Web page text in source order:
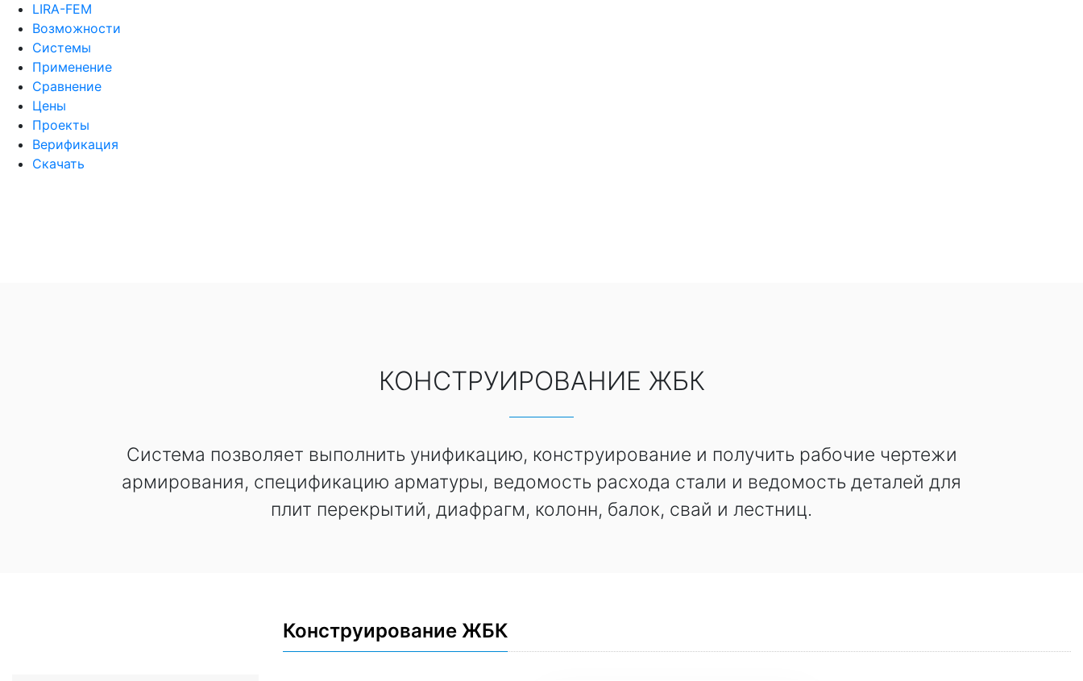
LIRA-FEM
Возможности
Cистемы
Применение
Сравнение
Цены
Проекты
Верификация
Скачать
КОНСТРУИРОВАНИЕ ЖБК
Система позволяет выполнить унификацию, конструирование и получить рабочие чертежи
армирования, спецификацию арматуры, ведомость расхода стали и ведомость деталей для
плит перекрытий, диафрагм, колонн, балок, свай и лестниц.
Конструирование ЖБК